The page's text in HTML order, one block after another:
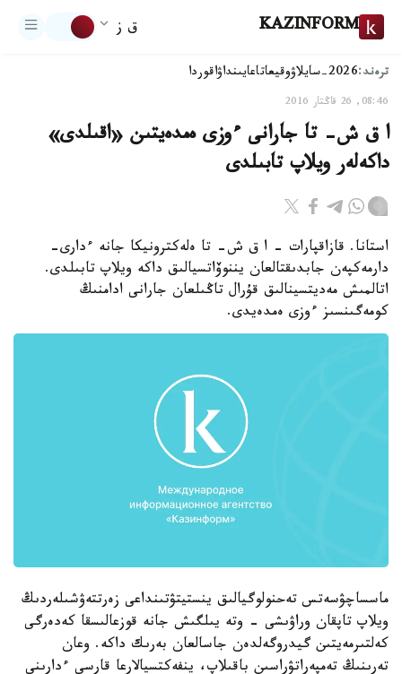
KAZINFORM ق ز
ترەند:2026-سايلاۋ وقيعاتاعايىنداۋاقوردا
08:46, 26 قاڭتار 2016
ا ق ش- تا جارانى ءوزى ەمدەيتىن «اقىلدى»
داكەلەر ويلاپ تابىلدى
استانا. قازاقپارات - ا ق ش- تا ەلەكترونيكا جانە ءدارى-
دارمەكپەن جابدىقتالعان يننوۆاتسيالىق داكە ويلاپ تابىلدى.
اتالمىش مەديتسينالىق قۇرال تاڭىلعان جارانى ادامنىڭ
كومەگىنسىز ءوزى ەمدەيدى.
ماسساچۋسەتس تەحنولوگيالىق ينستيتۋتىنداعى زەرتتەۋشىلەردىڭ
ويلاپ تاپقان وراۋىشى - وتە يىلگىش جانە قوزعالىسقا كەدەرگى
كەلتىرمەيتىن گيدروگەلدەن جاسالعان بەرىك داكە. وعان
تەرىنىڭ تەمپەراتۋراسىن باقىلاپ، ينفەكتسيالارعا قارسى ءدارىنى